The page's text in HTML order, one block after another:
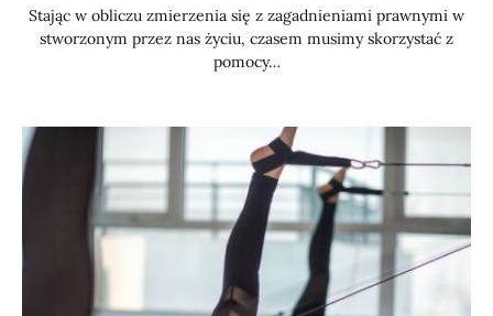
Stając w obliczu zmierzenia się z zagadnieniami prawnymi w
stworzonym przez nas życiu, czasem musimy skorzystać z
pomocy…